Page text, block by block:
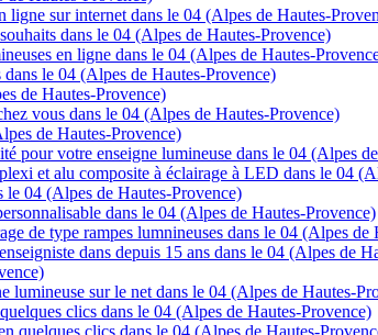
ligne sur internet dans le 04 (Alpes de Hautes-
dans le 04 (Alpes de Hautes-Provence)
en ligne dans le 04 (Alpes de Hautes-
le 04 (Alpes de Hautes-Provence)
de Hautes-Provence)
vous dans le 04 (Alpes de Hautes-Provence)
de Hautes-Provence)
pour votre enseigne lumineuse dans le 04 (Alpes
et alu composite à éclairage à LED dans le 04
le 04 (Alpes de Hautes-Provence)
dans le 04 (Alpes de Hautes-Provence)
de type rampes lumnineuses dans le 04 (Alpes de
dans depuis 15 ans dans le 04 (Alpes de
lumineuse sur le net dans le 04 (Alpes de Hautes-
clics dans le 04 (Alpes de Hautes-Provence)
quelques clics dans le 04 (Alpes de Hautes-